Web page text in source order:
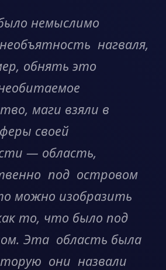
немыслимо
нагваля,
обнять это
маги взяли в
своей
— область,
под островом
можно изобразить
то, что было под
Эта область была
они назвали